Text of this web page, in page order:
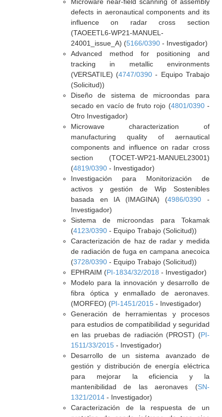
defects in aeronautical components and its
influence on radar cross section
(TAOEETL6-WP21-MANUEL-
24001_issue_A) (5166/0390- Investigador)
Advanced method for positioning and
tracking in metallic environments
(VERSATILE) (4747/0390 - Equipo Trabajo
(Solicitud))
Diseño de sistema de microondas para
secado en vacío de fruto rojo (4801/0390-
Otro Investigador)
Microwave characterization of
manufacturing quality of aernautical
components and influence on radar cross
section (TOCET-WP21-MANUEL23001)
(4819/0390- Investigador)
Investigación para Monitorización de
activos y gestión de Wip Sostenibles
basada en IA (IMAGINA) (4986/0390 -
Investigador)
Sistema de microondas para Tokamak
(4123/0390- Equipo Trabajo (Solicitud))
Caracterización de haz de radar y medida
de radiación de fuga en campana anecoica
(3728/0390- Equipo Trabajo (Solicitud))
EPHRAIM (PI-1834/32/2018 - Investigador)
Modelo para la innovación y desarrollo de
fibra óptica y enmallado de aeronaves.
(MORFEO) (PI-1451/2015- Investigador)
Generación de herramientas y procesos
para estudios de compatibilidad y seguridad
en las pruebas de radiación (PROST) (PI-
1511/33/2015- Investigador)
Desarrollo de un sistema avanzado de
gestión y distribución de energía eléctrica
para mejorar la eficiencia y la
mantenibilidad de las aeronaves (SN-
1321/2014- Investigador)
Caracterización de la respuesta de un